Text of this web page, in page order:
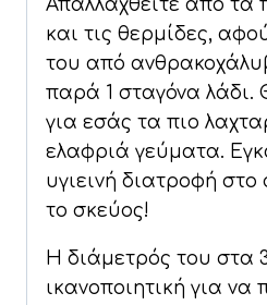
Απαλλαχθείτε από τα
και τις θερμίδες,
του από
παρά 1 σταγόνα λάδι.
για εσάς τα πιο
ελαφριά γεύματα.
υγιεινή διατροφή
το σκεύος!
Η διάμετρός του στα
ικανοποιητική για να